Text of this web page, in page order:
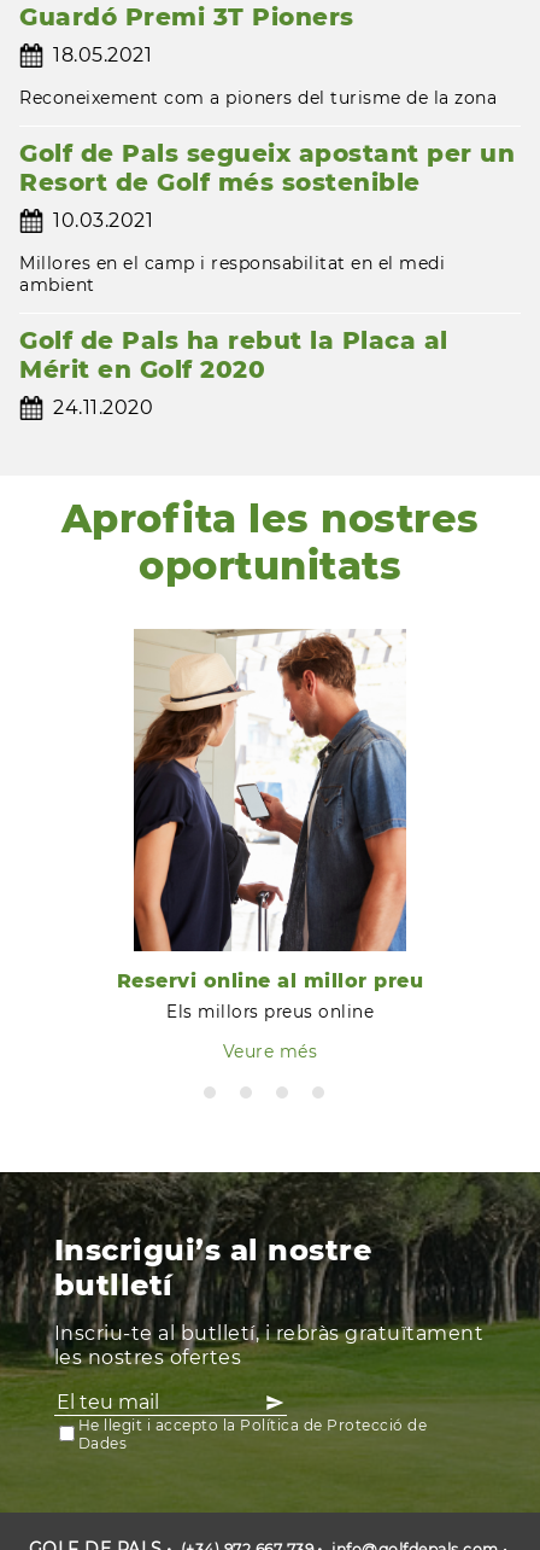
Guardó Premi 3T Pioners
18.05.2021
Reconeixement com a pioners del turisme de la zona
Golf de Pals segueix apostant per un
Resort de Golf més sostenible
10.03.2021
Millores en el camp i responsabilitat en el medi
ambient
Golf de Pals ha rebut la Placa al
Mérit en Golf 2020
24.11.2020
Aprofita les nostres
oportunitats
Reservi online al millor preu
Els millors preus online
Veure més
Inscrigui’s al nostre
butlletí
Inscriu-te al butlletí, i rebràs gratuïtament
les nostres ofertes
He llegit i accepto la Política de Protecció de
Dades